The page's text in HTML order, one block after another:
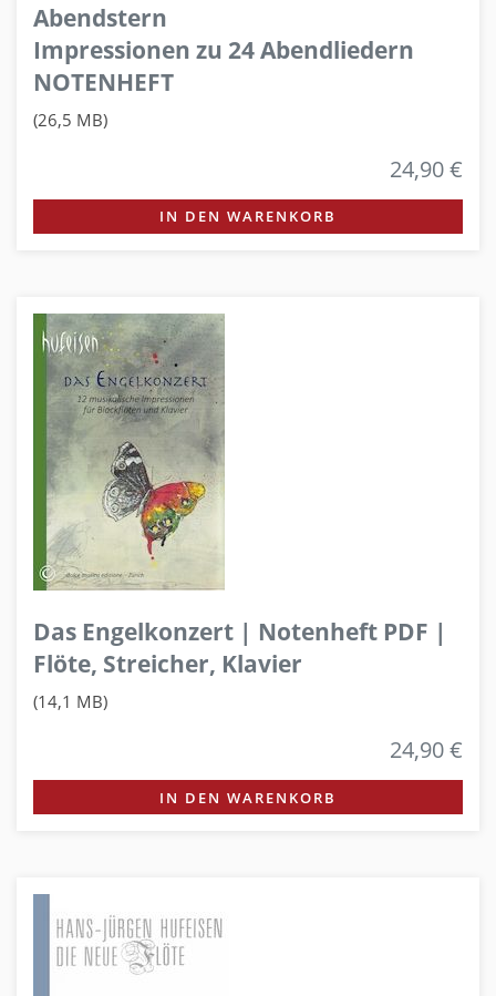
Abendstern
Impressionen zu 24 Abendliedern
NOTENHEFT
(26,5 MB)
24,90 €
IN DEN WARENKORB
Das Engelkonzert | Notenheft PDF |
Flöte, Streicher, Klavier
(14,1 MB)
24,90 €
IN DEN WARENKORB